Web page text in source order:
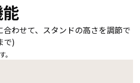
わせて、スタンドの高さを調節で
で)